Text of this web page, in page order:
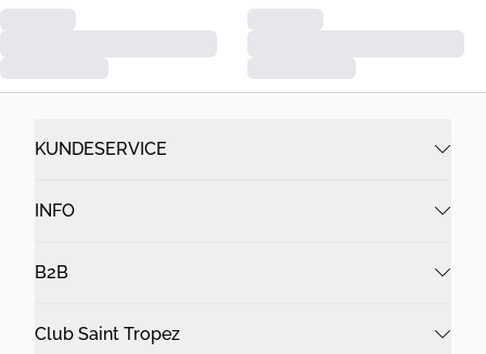
KUNDESERVICE
INFO
B2B
Club Saint Tropez